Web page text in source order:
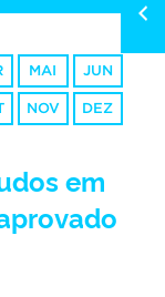
MAI JUN
NOV DEZ
em